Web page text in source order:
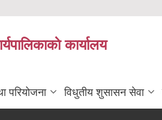
कार्यालय
परियोजना विधुतीय शुसासन सेवा